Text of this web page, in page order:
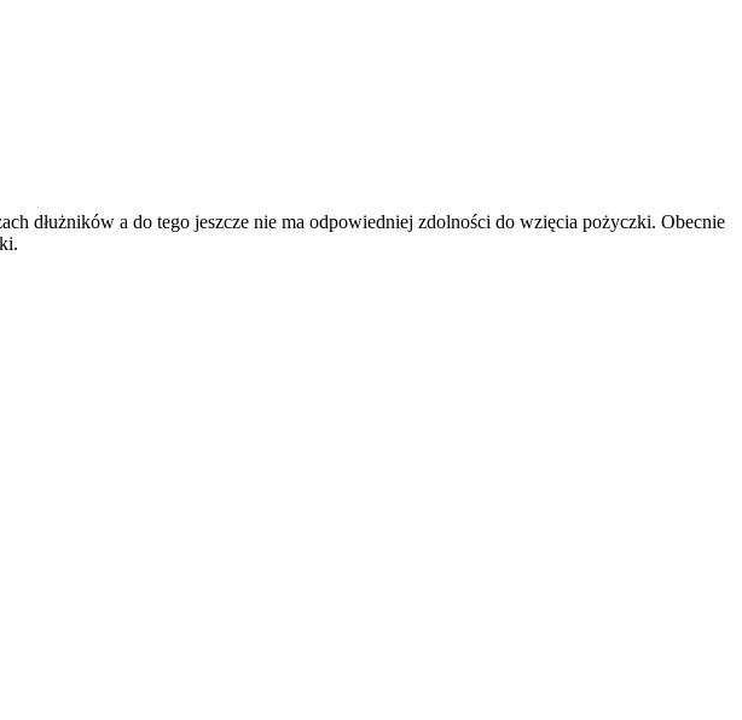
dłużników a do tego jeszcze nie ma odpowiedniej zdolności do wzięcia pożyczki. Obecnie